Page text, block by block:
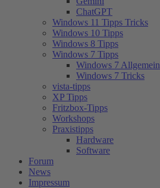
ChatGPT
Windows 11 Tipps Tricks
Windows 10 Tipps
Windows 8 Tipps
Windows 7 Tipps
Windows 7 Allgemein
Windows 7 Tricks
vista-tipps
XP Tipps
Fritzbox-Tipps
Workshops
Praxistipps
Hardware
Software
Forum
News
Impressum